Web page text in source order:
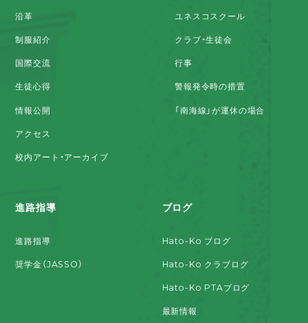
沿革
制服紹介
国際交流
生徒心得
情報公開
アクセス
校内アート・アーカイブ
ユネスコスクール
クラブ・生徒会
行事
警報発令時の措置
「南海線」が運休の場合
進路指導
進路指導
奨学金（JASSO）
ブログ
Hato-Ko ブログ
Hato-Ko クラブログ
Hato-Ko PTAブログ
最新情報